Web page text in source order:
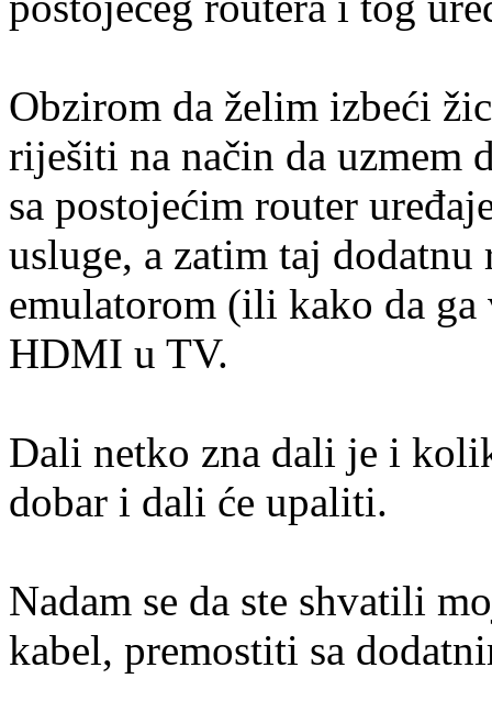
Obzirom da želim izbeći
riješiti na način da uzmem
sa postojećim router
usluge, a zatim taj
emulatorom (ili kako da
HDMI u TV.
Dali netko zna dali je i
dobar i dali će upaliti.
Nadam se da ste shvatili
kabel, premostiti sa